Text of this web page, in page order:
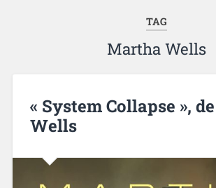
TAG
Martha Wells
« System Collapse »,
Wells